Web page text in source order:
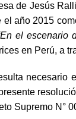
de Jesús
año 2015
el escenario
en Perú, a
necesario
Supremo N°